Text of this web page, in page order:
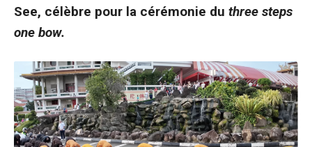
See, célèbre pour la cérémonie du three steps
one bow.